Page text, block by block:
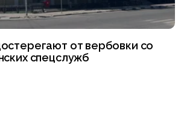
от вербовки со
спецслужб